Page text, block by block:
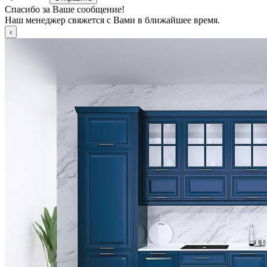
Спасибо за Ваше сообщение!
Наш менеджер свяжется с Вами в ближайшее время.